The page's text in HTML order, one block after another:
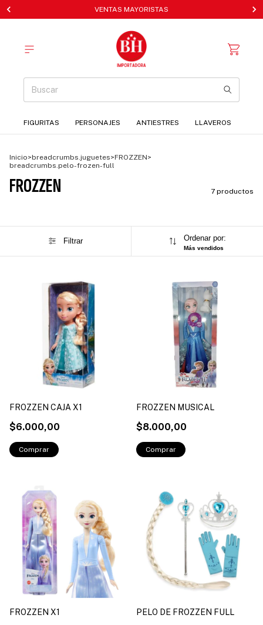
VENTAS MAYORISTAS
FIGURITAS PERSONAJES ANTIESTRES LLAVEROS
Inicio>breadcrumbs.juguetes>FROZZEN>
breadcrumbs.pelo-frozen-full
FROZZEN 7 productos
Filtrar Ordenar por:
Más vendidos
FROZZEN CAJA X1
$6.000,00
FROZZEN MUSICAL
$8.000,00
FROZZEN X1 PELO DE FROZZEN FULL